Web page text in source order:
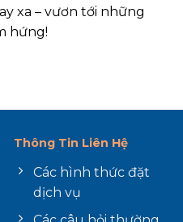
xa – vươn tới những
hứng!
Thông Tin Liên Hệ
Các hình thức đặt
dịch vụ